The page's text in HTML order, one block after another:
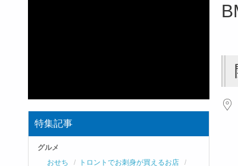
特集記事
グルメ
おせち
トロントでお刺身が買えるお店